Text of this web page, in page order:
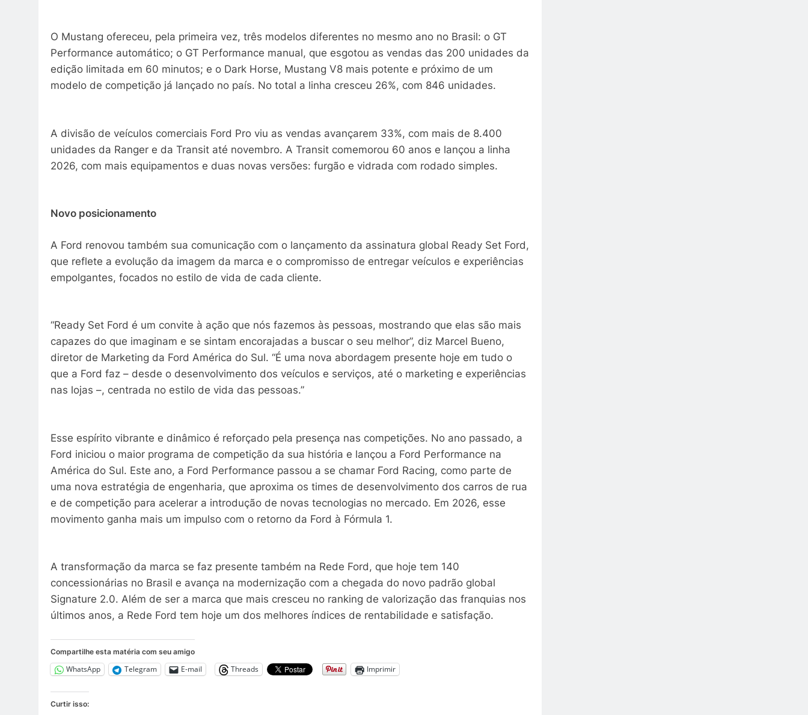
O Mustang ofereceu, pela primeira vez, três modelos diferentes no mesmo ano no Brasil: o GT
Performance automático; o GT Performance manual, que esgotou as vendas das 200 unidades da
edição limitada em 60 minutos; e o Dark Horse, Mustang V8 mais potente e próximo de um
modelo de competição já lançado no país. No total a linha cresceu 26%, com 846 unidades.
A divisão de veículos comerciais Ford Pro viu as vendas avançarem 33%, com mais de 8.400
unidades da Ranger e da Transit até novembro. A Transit comemorou 60 anos e lançou a linha
2026, com mais equipamentos e duas novas versões: furgão e vidrada com rodado simples.
Novo posicionamento
A Ford renovou também sua comunicação com o lançamento da assinatura global Ready Set Ford,
que reflete a evolução da imagem da marca e o compromisso de entregar veículos e experiências
empolgantes, focados no estilo de vida de cada cliente.
“Ready Set Ford é um convite à ação que nós fazemos às pessoas, mostrando que elas são mais
capazes do que imaginam e se sintam encorajadas a buscar o seu melhor”, diz Marcel Bueno,
diretor de Marketing da Ford América do Sul. “É uma nova abordagem presente hoje em tudo o
que a Ford faz – desde o desenvolvimento dos veículos e serviços, até o marketing e experiências
nas lojas –, centrada no estilo de vida das pessoas.”
Esse espírito vibrante e dinâmico é reforçado pela presença nas competições. No ano passado, a
Ford iniciou o maior programa de competição da sua história e lançou a Ford Performance na
América do Sul. Este ano, a Ford Performance passou a se chamar Ford Racing, como parte de
uma nova estratégia de engenharia, que aproxima os times de desenvolvimento dos carros de rua
e de competição para acelerar a introdução de novas tecnologias no mercado. Em 2026, esse
movimento ganha mais um impulso com o retorno da Ford à Fórmula 1.
A transformação da marca se faz presente também na Rede Ford, que hoje tem 140
concessionárias no Brasil e avança na modernização com a chegada do novo padrão global
Signature 2.0. Além de ser a marca que mais cresceu no ranking de valorização das franquias nos
últimos anos, a Rede Ford tem hoje um dos melhores índices de rentabilidade e satisfação.
Compartilhe esta matéria com seu amigo
WhatsApp Telegram E-mail Threads Imprimir
Curtir isso: